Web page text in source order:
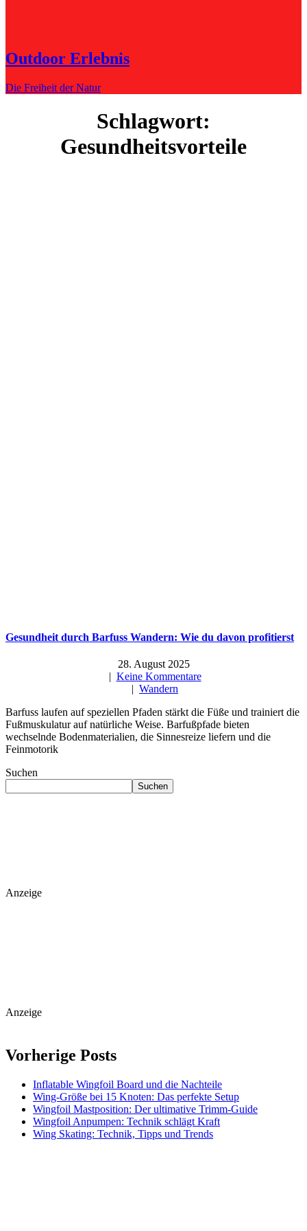
Outdoor Erlebnis
Die Freiheit der Natur
Schlagwort:
Gesundheitsvorteile
Gesundheit durch Barfuss Wandern: Wie du davon profitierst
28. August 2025
| Keine Kommentare
| Wandern
Barfuss laufen auf speziellen Pfaden stärkt die Füße und trainiert die
Fußmuskulatur auf natürliche Weise. Barfußpfade bieten
wechselnde Bodenmaterialien, die Sinnesreize liefern und die
Feinmotorik
Suchen
Suchen
Anzeige
Anzeige
Vorherige Posts
Inflatable Wingfoil Board und die Nachteile
Wing-Größe bei 15 Knoten: Das perfekte Setup
Wingfoil Mastposition: Der ultimative Trimm-Guide
Wingfoil Anpumpen: Technik schlägt Kraft
Wing Skating: Technik, Tipps und Trends